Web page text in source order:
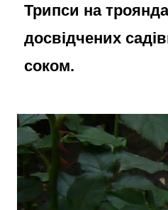
Трипси на
досвідчених
соком.